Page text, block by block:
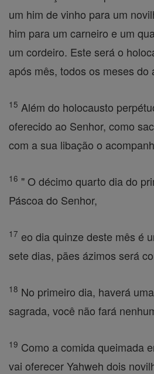
um him de vinho para um
him para um carneiro e um
um cordeiro. Este será o
após mês, todos os meses do
15 Além do holocausto
oferecido ao Senhor, como
com a sua libação o
16 " O décimo quarto dia do
Páscoa do Senhor,
17 eo dia quinze deste mês é
sete dias, pães ázimos será
18 No primeiro dia, haverá
sagrada, você não fará
19 Como a comida queimada
vai oferecer Yahweh dois